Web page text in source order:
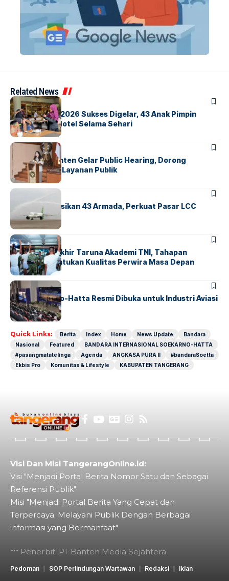
Related News
BERITAINDEX
GM For A Day 2026 Sukses Digelar, 43 Anak Pimpin
Operasional Hotel Selama Sehari
BANDARA BERITA
Karantina Banten Gelar Public Hearing, Dorong
Transparansi Layanan Publik
BANDARA
Citilink Operasikan 43 Armada, Perkuat Pasar LCC
Nasional
BERITA
Sidang Pantukhir Taruna Akademi TNI, Tahapan
Strategis Tentukan Kualitas Perwira Masa Depan
BANDARA BERITA
IALC Soekarno-Hatta Resmi Dibuka untuk Industri Aviasi
Dunia
Quick Links: Berita Index Home News Update
Bandara
Nasional
Featured
BANDARA INTERNASIONAL SOEKARNO-HATTA
#pasangmatatelinga
Agenda ANGKASA PURA II
#bandaraSoetta
Ekbis Pro
Komunitas & Lifestyle KABUPATEN TANGERANG
Visi Dan Misi TangerangOnline.id:
Visi "Menjadi Portal Berita Nomor Satu dan Sebagai
Referensi Publik"
Misi "Menjadi Portal Berita Yang Cepat dan
Terpercaya. Melayani Publik Dengan Berbagai
informasi yang Bermanfaat"
Penerbit: PT Banten Media Sejahtera
Pedoman SOP Perlindungan Wartawan Redaksi Iklan